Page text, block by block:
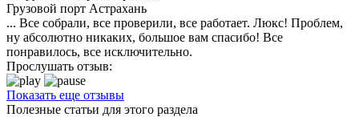
Грузовой порт Астрахань
... Все собрали, все проверили, все работает. Люкс! Проблем,
ну абсолютно никаких, большое вам спасибо! Все
понравилось, все исключительно.
Прослушать отзыв:
Показать еще отзывы
Полезные статьи для этого раздела